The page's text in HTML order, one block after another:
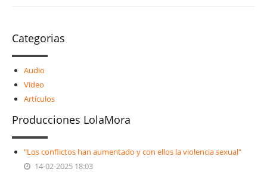
Categorias
Audio
Video
Artículos
Producciones LolaMora
"Los conflictos han aumentado y con ellos la violencia sexual"
14-02-2025 18:03